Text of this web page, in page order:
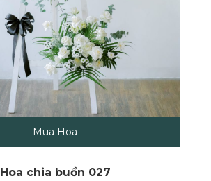
Mua Hoa
Hoa chia buồn 027